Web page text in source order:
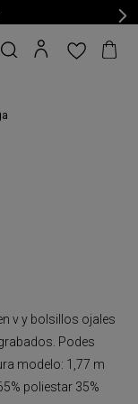
v y bolsillos ojales
Podes
modelo: 1,77 m
poliestar 35%